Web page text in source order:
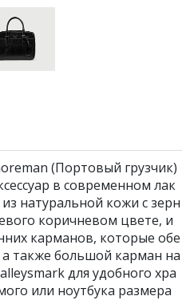
(Портовый грузчик)
в современном лак
натуральной кожи с зерн
коричневом цвете, и
карманов, которые обе
также большой карман на
для удобного хра
или ноутбука размера